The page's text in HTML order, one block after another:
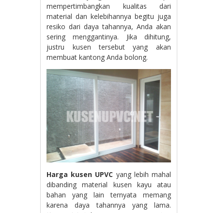
mempertimbangkan kualitas dari
material dan kelebihannya begitu juga
resiko dari daya tahannya, Anda akan
sering menggantinya. Jika dihitung,
justru kusen tersebut yang akan
membuat kantong Anda bolong.
Harga kusen UPVC yang lebih mahal
dibanding material kusen kayu atau
bahan yang lain ternyata memang
karena daya tahannya yang lama.